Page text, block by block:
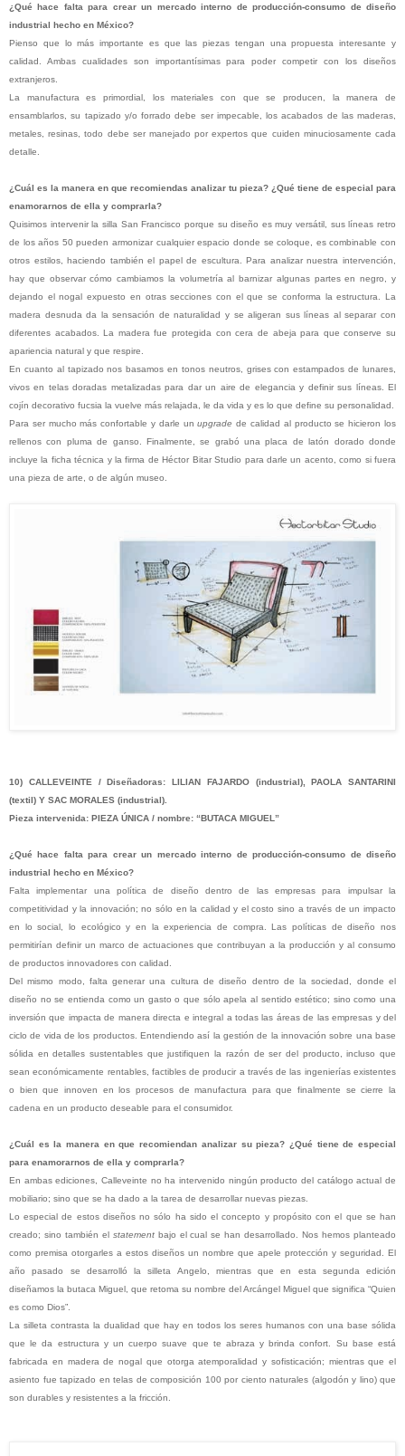
¿Qué hace falta para crear un mercado interno de producción-consumo de diseño
industrial hecho en México?
Pienso que lo más importante es que las piezas tengan una propuesta interesante y
calidad. Ambas cualidades son importantísimas para poder competir con los diseños
extranjeros.
La manufactura es primordial, los materiales con que se producen, la manera de
ensamblarlos, su tapizado y/o forrado debe ser impecable, los acabados de las maderas,
metales, resinas, todo debe ser manejado por expertos que cuiden minuciosamente cada
detalle.
¿Cuál es la manera en que recomiendas analizar tu pieza? ¿Qué tiene de especial para
enamorarnos de ella y comprarla?
Quisimos intervenir la silla San Francisco porque su diseño es muy versátil, sus líneas retro
de los años 50 pueden armonizar cualquier espacio donde se coloque, es combinable con
otros estilos, haciendo también el papel de escultura. Para analizar nuestra intervención,
hay que observar cómo cambiamos la volumetría al barnizar algunas partes en negro, y
dejando el nogal expuesto en otras secciones con el que se conforma la estructura. La
madera desnuda da la sensación de naturalidad y se aligeran sus líneas al separar con
diferentes acabados. La madera fue protegida con cera de abeja para que conserve su
apariencia natural y que respire.
En cuanto al tapizado nos basamos en tonos neutros, grises con estampados de lunares,
vivos en telas doradas metalizadas para dar un aire de elegancia y definir sus líneas. El
cojín decorativo fucsia la vuelve más relajada, le da vida y es lo que define su personalidad.
Para ser mucho más confortable y darle unupgrade de calidad al producto se hicieron los
rellenos con pluma de ganso. Finalmente, se grabó una placa de latón dorado donde
incluye la ficha técnica y la firma de Héctor Bitar Studio para darle un acento, como si fuera
una pieza de arte, o de algún museo.
10) CALLEVEINTE / Diseñadoras: LILIAN FAJARDO (industrial), PAOLA SANTARINI
(textil) Y SAC MORALES (industrial).
Pieza intervenida: PIEZA ÚNICA / nombre: “BUTACA MIGUEL”
¿Qué hace falta para crear un mercado interno de producción-consumo de diseño
industrial hecho en México?
Falta implementar una política de diseño dentro de las empresas para impulsar la
competitividad y la innovación; no sólo en la calidad y el costo sino a través de un impacto
en lo social, lo ecológico y en la experiencia de compra. Las políticas de diseño nos
permitirían definir un marco de actuaciones que contribuyan a la producción y al consumo
de productos innovadores con calidad.
Del mismo modo, falta generar una cultura de diseño dentro de la sociedad, donde el
diseño no se entienda como un gasto o que sólo apela al sentido estético; sino como una
inversión que impacta de manera directa e integral a todas las áreas de las empresas y del
ciclo de vida de los productos. Entendiendo así la gestión de la innovación sobre una base
sólida en detalles sustentables que justifiquen la razón de ser del producto, incluso que
sean económicamente rentables, factibles de producir a través de las ingenierías existentes
o bien que innoven en los procesos de manufactura para que finalmente se cierre la
cadena en un producto deseable para el consumidor.
¿Cuál es la manera en que recomiendan analizar su pieza? ¿Qué tiene de especial
para enamorarnos de ella y comprarla?
En ambas ediciones, Calleveinte no ha intervenido ningún producto del catálogo actual de
mobiliario; sino que se ha dado a la tarea de desarrollar nuevas piezas.
Lo especial de estos diseños no sólo ha sido el concepto y propósito con el que se han
creado; sino también el statementbajo el cual se han desarrollado. Nos hemos planteado
como premisa otorgarles a estos diseños un nombre que apele protección y seguridad. El
año pasado se desarrolló la silleta Angelo, mientras que en esta segunda edición
diseñamos la butaca Miguel, que retoma su nombre del Arcángel Miguel que significa “Quien
es como Dios”.
La silleta contrasta la dualidad que hay en todos los seres humanos con una base sólida
que le da estructura y un cuerpo suave que te abraza y brinda confort. Su base está
fabricada en madera de nogal que otorga atemporalidad y sofisticación; mientras que el
asiento fue tapizado en telas de composición 100 por ciento naturales (algodón y lino) que
son durables y resistentes a la fricción.